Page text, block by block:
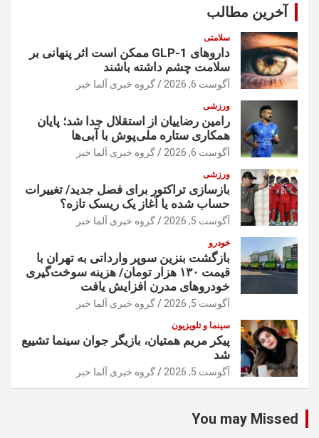
آخرین مطالب
سلامتی
داروهای GLP-1 ممکن است اثر پنهانی بر
سلامت چشم داشته باشند
آگوست 6, 2026 گروه خبری آلما خبر
ورزشی
رامین رضاییان از استقلال جدا شد؛ پایان
همکاری ستاره ملی‌پوش با آبی‌ها
آگوست 6, 2026 گروه خبری آلما خبر
ورزشی
بازسازی تراکتور برای فصل جدید/ تغییرات
حساب شده یا آغاز یک ریسک تازه؟
آگوست 5, 2026 گروه خبری آلما خبر
خودرو
بازگشت بنزین سوپر وارداتی به تهران با
قیمت ۱۳۰ هزار تومان/ هزینه سوخت‌گیری
خودرو‌های مدرن افزایش یافت
آگوست 5, 2026 گروه خبری آلما خبر
سینما و تلویزیون
پیکر مریم همتیان، بازیگر جوان سینما تشییع
شد
آگوست 5, 2026 گروه خبری آلما خبر
You may Missed